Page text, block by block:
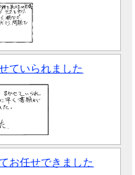
ていられました
お任せできました